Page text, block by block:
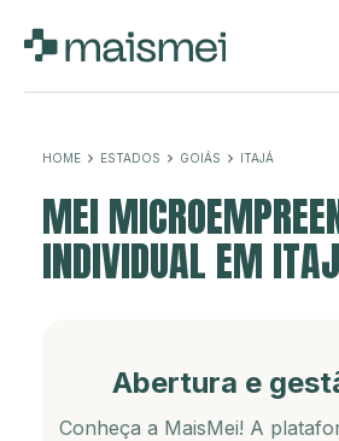
HOME ESTADOS GOIÁS ITAJÁ
MEI
INDIVIDUAL EM
Abertura e
Conheça a MaisMei! A